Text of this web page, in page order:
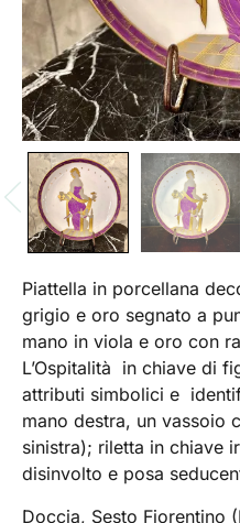
Piattella in porcellana
grigio e oro segnato a
mano in viola e oro con
L’Ospitalità in chiave di
attributi simbolici e
mano destra, un vassoio
sinistra); riletta in chiave
disinvolto e posa
Doccia, Sesto Fiorentino